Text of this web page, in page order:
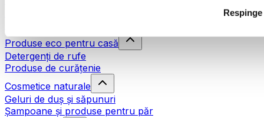
Respinge
Produse eco pentru casă
Detergenți de rufe
Produse de curățenie
Cosmetice naturale
Geluri de duș și săpunuri
Șampoane și produse pentru păr